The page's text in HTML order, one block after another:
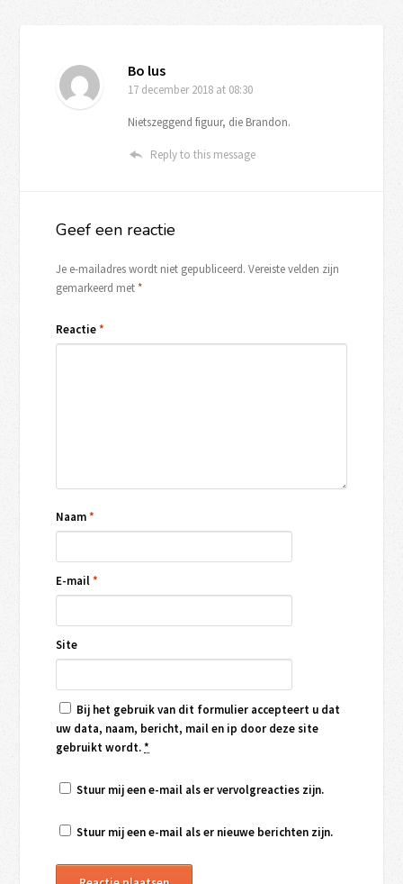
Bo lus
17 december 2018 at 08:30
Nietszeggend figuur, die Brandon.
Reply to this message
Geef een reactie
Je e-mailadres wordt niet gepubliceerd. Vereiste velden zijn
gemarkeerd met*
Reactie*
Naam*
E-mail*
Site
Bij het gebruik van dit formulier accepteert u dat
uw data, naam, bericht, mail en ip door deze site
gebruikt wordt.*
Stuur mij een e-mail als er vervolgreacties zijn.
Stuur mij een e-mail als er nieuwe berichten zijn.